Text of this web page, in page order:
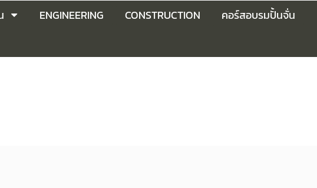
ENGINEERING CONSTRUCTION
คอร์สอบรมปั้นจั่น